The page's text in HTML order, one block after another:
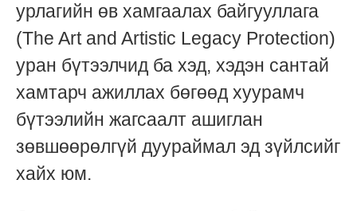
урлагийн өв хамгаалах байгууллага
(The Art and Artistic Legacy Protection)
уран бүтээлчид ба хэд, хэдэн сантай
хамтарч ажиллах бөгөөд хуурамч
бүтээлийн жагсаалт ашиглан
зөвшөөрөлгүй дуураймал эд зүйлсийг
хайх юм.